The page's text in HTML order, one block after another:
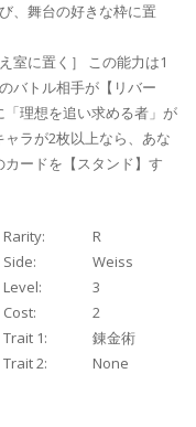
、舞台の好きな枠に置
室に置く］ この能力は1
バトル相手が【リバー
理想を追い求める者」が
ラが2枚以上なら、あな
ードを【スタンド】す
Rarity:
R
Side:
Weiss
Level:
3
Cost:
2
Trait 1:
錬金術
Trait 2: None